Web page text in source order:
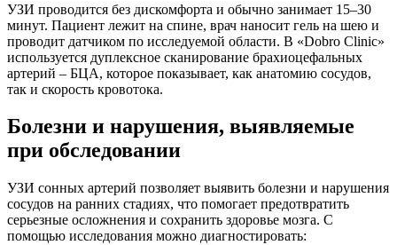
УЗИ проводится без дискомфорта и обычно занимает 15–30
минут. Пациент лежит на спине, врач наносит гель на шею и
проводит датчиком по исследуемой области. В «Dobro Clinic»
используется дуплексное сканирование брахиоцефальных
артерий – БЦА, которое показывает, как анатомию сосудов,
так и скорость кровотока.
Болезни и нарушения, выявляемые
при обследовании
УЗИ сонных артерий позволяет выявить болезни и нарушения
сосудов на ранних стадиях, что помогает предотвратить
серьезные осложнения и сохранить здоровье мозга. С
помощью исследования можно диагностировать: